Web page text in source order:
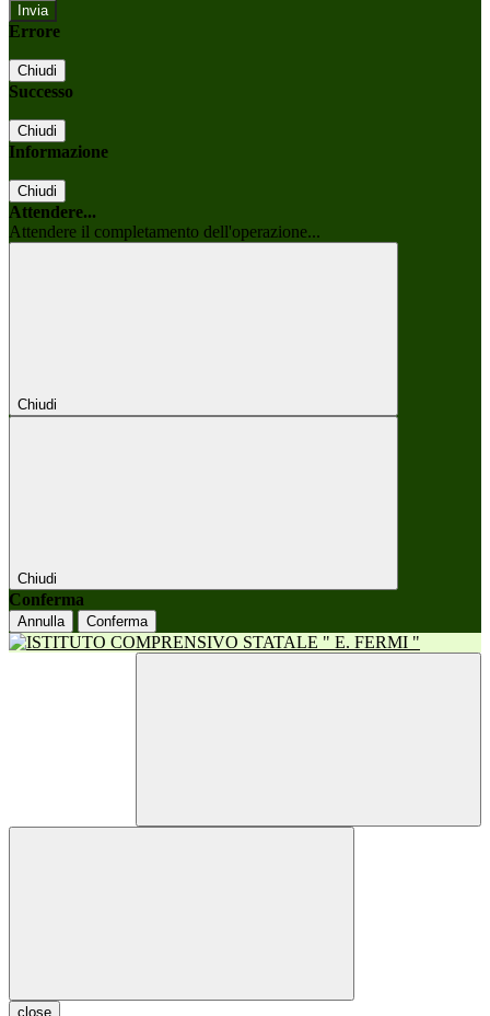
Errore
Chiudi
Successo
Chiudi
Informazione
Chiudi
Attendere...
Attendere il completamento dell'operazione...
Chiudi
Chiudi
Conferma
Annulla Conferma
close